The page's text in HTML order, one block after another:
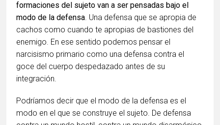
formaciones del sujeto van a ser pensadas bajo el
modo de la defensa. Una defensa que se apropia de
cachos como cuando te apropias de bastiones del
enemigo. En ese sentido podemos pensar el
narcisismo primario como una defensa contra el
goce del cuerpo despedazado antes de su
integración.
Podríamos decir que el modo de la defensa es el
modo en el que se construye el sujeto. De defensa